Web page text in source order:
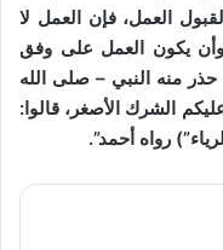
العمل، فإن العمل لا
وأن يكون العمل على وفق
منه النبي – صلى الله
الشرك الأصغر، قالوا:
رواه أحمد”.